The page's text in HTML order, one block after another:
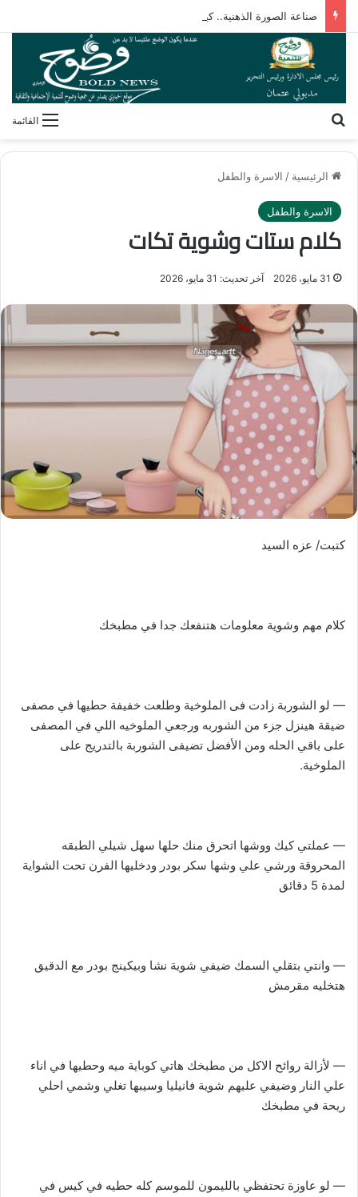
صناعة الصورة الذهنية.. كيف يشكل الإعلام رؤيتنا لأنفسنا وللآخرين؟
القائمة
الرئيسية / الاسرة والطفل
الاسرة والطفل
كلام ستات وشوية تكات
31 مايو، 2026 آخر تحديث: 31 مايو، 2026
كتبت/ عزه السيد
كلام مهم وشوية معلومات هتنفعك جدا في مطبخك
— لو الشوربة زادت فى الملوخية وطلعت خفيفة حطيها في مصفى
ضيقة هينزل جزء من الشوربه ورجعي الملوخيه اللي في المصفى
على باقي الحله ومن الأفضل تضيفى الشوربة بالتدريج على
الملوخية.
— عملتي كيك ووشها اتحرق منك حلها سهل شيلي الطبقه
المحروقة ورشي علي وشها سكر بودر ودخليها الفرن تحت الشواية
لمدة 5 دقائق
— وانتي بتقلي السمك ضيفي شوية نشا وبيكينج بودر مع الدقيق
هتخليه مقرمش
— لأزالة روائح الاكل من مطبخك هاتي كوباية ميه وحطيها في اناء
علي النار وضيفي عليهم شوية فانيليا وسيبها تغلي وشمي احلي
ريحة في مطبخك
— لو عاوزة تحتفظي بالليمون للموسم كله حطيه في كيس في